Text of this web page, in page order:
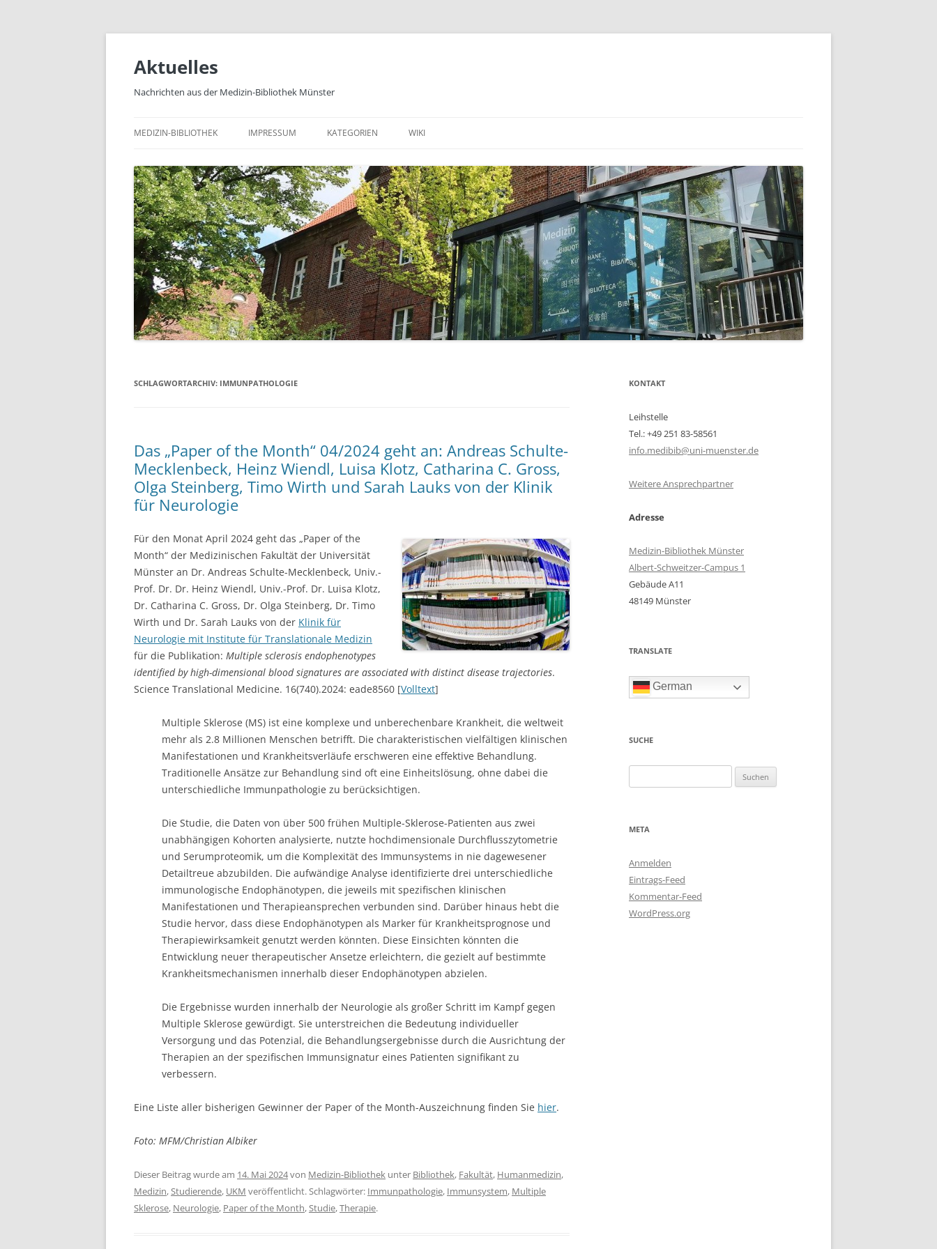
Zum
springen
Aktuelles
Nachrichten aus der Medizin-Bibliothek Münster
MEDIZIN-BIBLIOTHEK IMPRESSUM KATEGORIEN
BIBLIOTHEK
E-BOOKS
DATENBANKEN
MEDIZIN
TABLETS & SMARTPHONE
STUDIERENDE
WIKI
SCHLAGWORTARCHIV: IMMUNPATHOLOGIE
Das „Paper of the Month“ 04/2024 geht an: Andreas Schulte-
Mecklenbeck, Heinz Wiendl, Luisa Klotz, Catharina C. Gross,
Olga Steinberg, Timo Wirth und Sarah Lauks von der Klinik
für Neurologie
Für den Monat April 2024 geht das „Paper of the
Month“ der Medizinischen Fakultät der Universität
Münster an Dr. Andreas Schulte-Mecklenbeck, Univ.-
Prof. Dr. Dr. Heinz Wiendl, Univ.-Prof. Dr. Luisa Klotz,
Dr. Catharina C. Gross, Dr. Olga Steinberg, Dr. Timo
Wirth und Dr. Sarah Lauks von der Klinik für
Neurologie mit Institute für Translationale Medizin
für die Publikation: Multiple sclerosis endophenotypes
identified by high-dimensional blood signatures are associated with distinct disease trajectories.
Science Translational Medicine. 16(740).2024: eade8560 [Volltext]
Multiple Sklerose (MS) ist eine komplexe und unberechenbare Krankheit, die weltweit
mehr als 2.8 Millionen Menschen betrifft. Die charakteristischen vielfältigen klinischen
Manifestationen und Krankheitsverläufe erschweren eine effektive Behandlung.
Traditionelle Ansätze zur Behandlung sind oft eine Einheitslösung, ohne dabei die
unterschiedliche Immunpathologie zu berücksichtigen.
Die Studie, die Daten von über 500 frühen Multiple-Sklerose-Patienten aus zwei
unabhängigen Kohorten analysierte, nutzte hochdimensionale Durchflusszytometrie
und Serumproteomik, um die Komplexität des Immunsystems in nie dagewesener
Detailtreue abzubilden. Die aufwändige Analyse identifizierte drei unterschiedliche
immunologische Endophänotypen, die jeweils mit spezifischen klinischen
Manifestationen und Therapieansprechen verbunden sind. Darüber hinaus hebt die
Studie hervor, dass diese Endophänotypen als Marker für Krankheitsprognose und
Therapiewirksamkeit genutzt werden könnten. Diese Einsichten könnten die
Entwicklung neuer therapeutischer Ansetze erleichtern, die gezielt auf bestimmte
Krankheitsmechanismen innerhalb dieser Endophänotypen abzielen.
Die Ergebnisse wurden innerhalb der Neurologie als großer Schritt im Kampf gegen
Multiple Sklerose gewürdigt. Sie unterstreichen die Bedeutung individueller
Versorgung und das Potenzial, die Behandlungsergebnisse durch die Ausrichtung der
Therapien an der spezifischen Immunsignatur eines Patienten signifikant zu
verbessern.
Eine Liste aller bisherigen Gewinner der Paper of the Month-Auszeichnung finden Sie hier.
Foto: MFM/Christian Albiker
Dieser Beitrag wurde am 14. Mai 2024von Medizin-Bibliothek unter Bibliothek, Fakultät, Humanmedizin,
Medizin, Studierende, UKM veröffentlicht. Schlagwörter: Immunpathologie, Immunsystem, Multiple
Sklerose, Neurologie, Paper of the Month, Studie,Therapie.
KONTAKT
Leihstelle
Tel.: +49 251 83-58561
info.medibib@uni-muenster.de
Weitere Ansprechpartner
Adresse
Medizin-Bibliothek Münster
Albert-Schweitzer-Campus 1
Gebäude A11
48149 Münster
TRANSLATE
German
SUCHE
nach:
META
Anmelden
Eintrags-Feed
Kommentar-Feed
WordPress.org